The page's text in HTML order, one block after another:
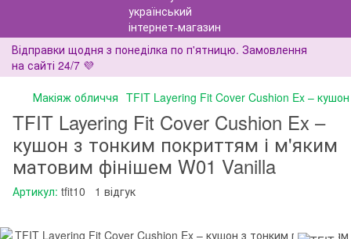
Відправки щодня з понеділка по п'ятницю. Замовлення
на сайті 24/7 💜
Макіяж обличчя TFIT Layering Fit Cover Cushion Ex –
TFIT Layering Fit Cover Cushion Ex –
кушон з тонким покриттям і м'яким
матовим фінішем W01 Vanilla
Артикул: tfit10 1 відгук